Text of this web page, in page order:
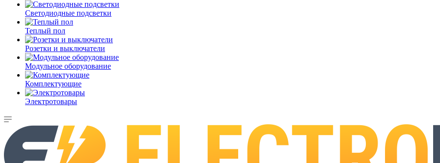
Светодиодные подсветки
Теплый пол
Розетки и выключатели
Модульное оборудование
Комплектующие
Электротовары